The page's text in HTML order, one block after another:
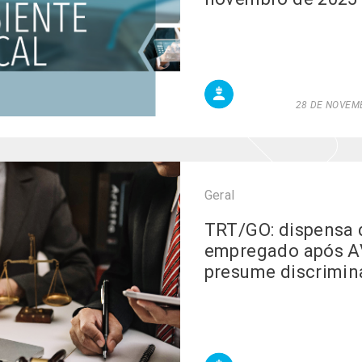
28 DE
Geral
TRT/GO: dispensa
empregado após
presume